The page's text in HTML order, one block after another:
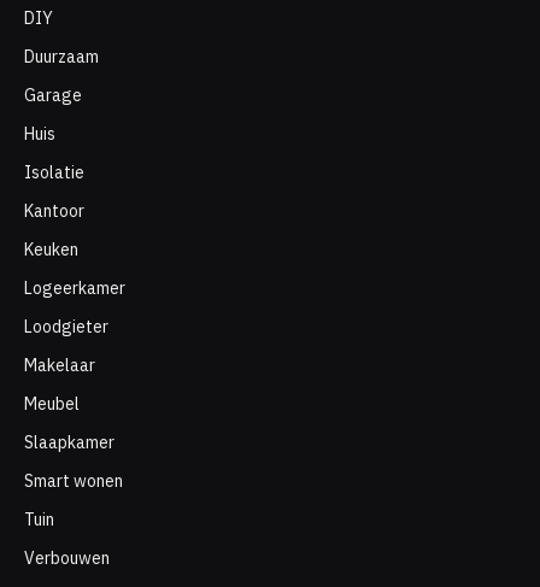
De perfecte spiegel voor
elke ruimte: deurspiegels